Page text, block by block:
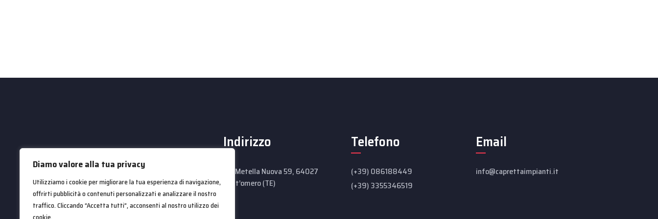
Diamo valore alla tua privacy
Utilizziamo i cookie per migliorare la tua esperienza di navigazione,
offrirti pubblicità o contenuti personalizzati e analizzare il nostro
traffico. Cliccando “Accetta tutti”, acconsenti al nostro utilizzo dei
Indirizzo
Via Metella Nuova 59, 64027
Sant’omero (TE)
Telefono
(+39) 086188449
(+39) 3355346519
Email
info@caprettaimpianti.it